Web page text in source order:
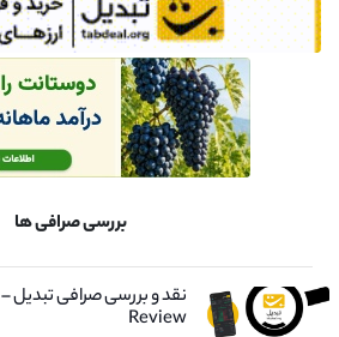
بررسی صرافی ها
Review